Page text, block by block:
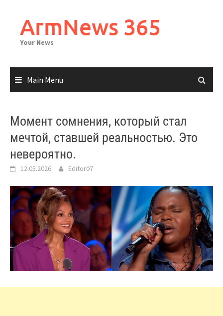
contentArmNews 365
Your News
Main Menu
Момент сомнения, который стал
мечтой, ставшей реальностью. Это
невероятно.
12.05.2026 Editor07